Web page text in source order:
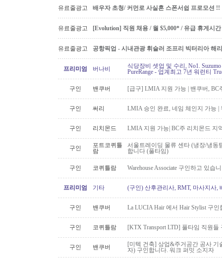
유료줄광고 배우자 초청/ 커먼로 사실혼 스폰서쉽 프로모션 !!
유료줄광고 [Evolution] 직원 채용 / 월 $5,000* / 유급 휴게시
유료줄광고 공항픽업 - 시내관광 휘슬러 조프리 빅터리아 해
프리미엄 버나비
식당장비 셋업 및 수리, No1.
PureRange - 업계최고 7년 워런티
구인 밴쿠버 [급구] LMIA 지원 가능 | 밴쿠버,
구인 써리 LMIA 승인 완료, 네임 체인지 가능 |
구인 리치몬드 LMIA 지원 가능| BC주 리치몬드 지
구인
포트코퀴틀
람
서울트레이딩 물류 센타 (냉장/냉동
합니다 (풀타임)
구인 코퀴틀람 Warehouse Associate 구인하고 있습
프리미엄 기타 (구인) 산후관리사, RMT, 마사지사,
구인 밴쿠버 La LUCIA Hair 에서 Hair Stylist 구인
구인 코퀴틀람 [KTX Transport LTD] 풀타임 직원
구인 밴쿠버
[미텍 건축] 상업&주거공간 공사
자) 구인합니다. 워크 퍼밋 소지자